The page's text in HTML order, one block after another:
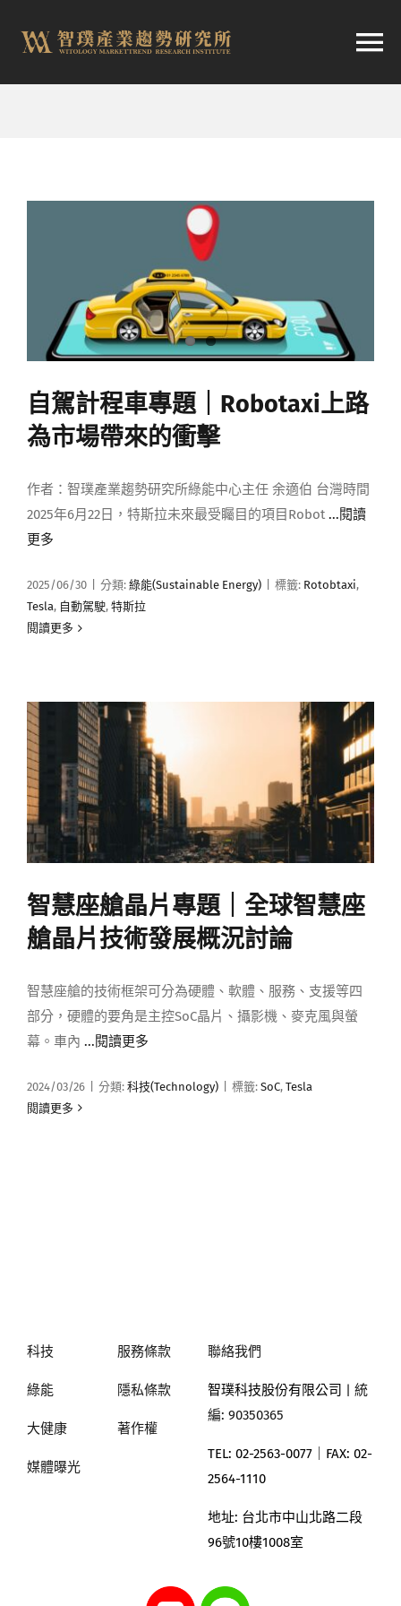
容
產業日報
媒體曝光
會員帳號
中文
自駕計程車專題｜Robotaxi上路
為市場帶來的衝擊
作者：智璞產業趨勢研究所綠能中心主任 余適伯 台灣時間
2025年6月22日，特斯拉未來最受矚目的項目Robot...閱讀
更多
2025/06/30 分類: 綠能(Sustainable Energy) 標籤: Rotobtaxi,
Tesla, 自動駕駛, 特斯拉
閱讀更多
智慧座艙晶片專題｜全球智慧座
艙晶片技術發展概況討論
智慧座艙的技術框架可分為硬體、軟體、服務、支援等四
部分，硬體的要角是主控SoC晶片、攝影機、麥克風與螢
幕。車內 ...閱讀更多
2024/03/26 分類: 科技(Technology) 標籤: SoC, Tesla
閱讀更多
科技
綠能
大健康
媒體曝光
服務條款
隱私條款
著作權
聯絡我們
智璞科技股份有限公司 | 統
編: 90350365
TEL: 02-2563-0077｜ FAX: 02-
2564-1110
地址: 台北市中山北路二段
96號10樓1008室